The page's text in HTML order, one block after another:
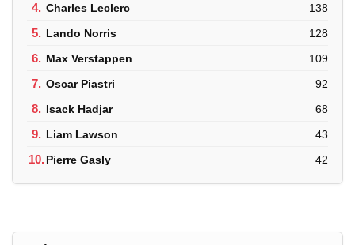
4. Charles Leclerc 138
5. Lando Norris 128
6. Max Verstappen 109
7. Oscar Piastri 92
8. Isack Hadjar 68
9. Liam Lawson 43
10.Pierre Gasly 42